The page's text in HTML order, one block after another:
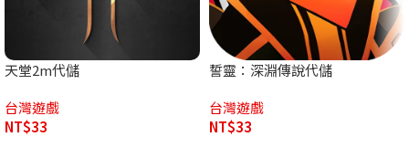
天堂2m代儲
台灣遊戲
NT$33
誓靈：深淵傳說代儲
台灣遊戲
NT$33